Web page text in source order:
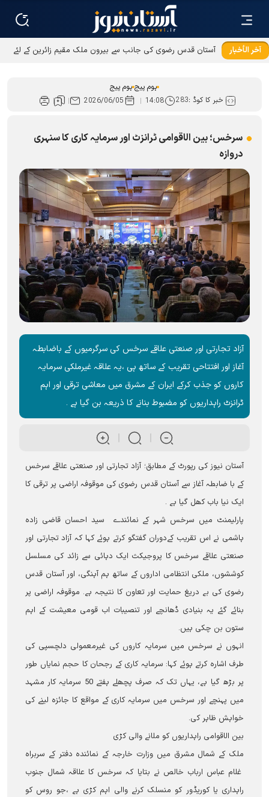
آخر الأخبار
آستان قدس رضوی کی جانب سے بیرون ملک مقیم زائرین کے لئے
ہوم پیج ہوم پیج
خبر کا کوڈ :283
14:08
2026/06/05
سرخس؛ بین الاقوامی ٹرانزٹ اور سرمایہ کاری کا سنہری
دروازہ
آزاد تجارتی اور صنعتی علاقے سرخس کی سرگرمیوں کے باضابطہ
آغاز اور افتتاحی تقریب کے ساتھ ہی ،یہ علاقہ غیرملکی سرمایہ
کاروں کو جذب کرکے ایران کے مشرق میں معاشی ترقی اور اہم
ٹرانزٹ راہداریوں کو مضبوط بنانے کا ذریعہ بن گیا ہے ۔
آستان نیوز کی رپورٹ کے مطابق؛ آزاد تجارتی اور صنعتی علاقے سرخس
کے با ضابطہ آغاز سے آستان قدس رضوی کی موقوفہ اراضی پر ترقی کا
ایک نیا باب کھل گیا ہے ۔
پارلیمنٹ میں سرخس شہر کے نمائندے سید احسان قاضی زادہ
ہاشمی نے اس تقریب کےدوران گفتگو کرتے ہوئے کہا کہ آزاد تجارتی اور
صنعتی علاقے سرخس کا پروجیکث ایک دہائی سے زائد کی مسلسل
کوششوں، ملکی انتظامی اداروں کے ساتھ ہم آہنگی، اور آستان قدس
رضوی کی بے دریغ حمایت اور تعاون کا نتیجہ ہے۔ موقوفہ اراضی پر
بنائے گئے یہ بنیادی ڈھانچے اور تنصیبات اب قومی معیشت کے اہم
ستون بن چکی ہیں۔
انہوں نے سرخس میں سرمایہ کاروں کی غیرمعمولی دلچسپی کی
طرف اشارہ کرتے ہوئے کہا: سرمایہ کاری کے رجحان کا حجم نمایاں طور
پر بڑھ گیا ہے، یہاں تک کہ صرف پچھلے ہفتے 50 سرمایہ کار مشہد
میں پہنچے اور سرخس میں سرمایہ کاری کے مواقع کا جائزہ لینے کی
خواہش ظاہر کی۔
بین الاقوامی راہداریوں کو ملانے والی کڑی
ملک کے شمال مشرق میں وزارت خارجہ کے نمائندہ دفتر کے سربراہ
غلام عباس ارباب خالص نے بتایا کہ سرخس کا علاقہ شمال جنوب
راہداری یا کوریڈور کو منسلک کرنے والی اہم کڑی ہے ،جو روس کو